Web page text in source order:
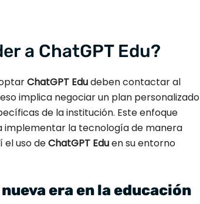
a ChatGPT Edu?
ChatGPT Edudeben contactar al
implica negociar un plan personalizado
de la institución. Este enfoque
implementar la tecnología de manera
el uso deChatGPT Eduen su entorno
era en la educación